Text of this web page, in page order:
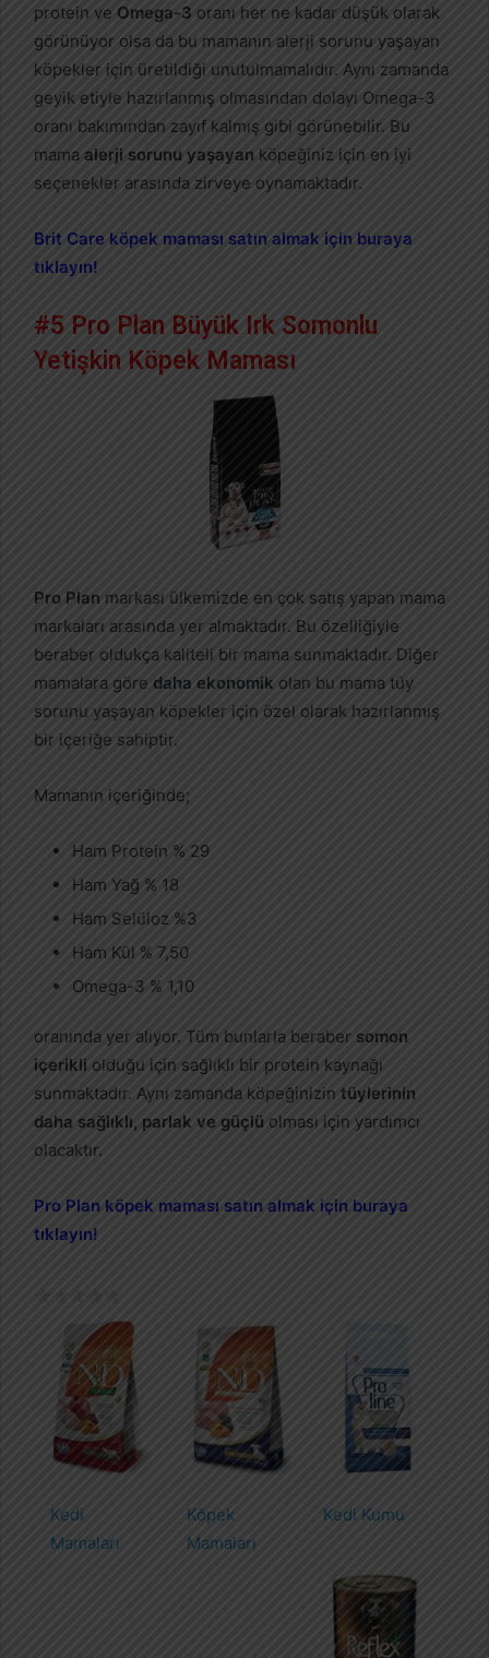
protein ve Omega-3 oranı her ne kadar düşük olarak
görünüyor olsa da bu mamanın alerji sorunu yaşayan
köpekler için üretildiği unutulmamalıdır. Aynı zamanda
geyik etiyle hazırlanmış olmasından dolayı Omega-3
oranı bakımından zayıf kalmış gibi görünebilir. Bu
mama alerji sorunu yaşayan köpeğiniz için en iyi
seçenekler arasında zirveye oynamaktadır.
Brit Care köpek maması satın almak için buraya
tıklayın!
#5 Pro Plan Büyük Irk Somonlu
Yetişkin Köpek Maması
Pro Plan markası ülkemizde en çok satış yapan mama
markaları arasında yer almaktadır. Bu özelliğiyle
beraber oldukça kaliteli bir mama sunmaktadır. Diğer
mamalara göre daha ekonomik olan bu mama tüy
sorunu yaşayan köpekler için özel olarak hazırlanmış
bir içeriğe sahiptir.
Mamanın içeriğinde;
Ham Protein % 29
Ham Yağ % 18
Ham Selüloz %3
Ham Kül % 7,50
Omega-3 % 1,10
oranında yer alıyor. Tüm bunlarla beraber somon
içerikli olduğu için sağlıklı bir protein kaynağı
sunmaktadır. Aynı zamanda köpeğinizin tüylerinin
daha sağlıklı, parlak ve güçlü olması için yardımcı
olacaktır.
Pro Plan köpek maması satın almak için buraya
tıklayın!
Kedi
Mamaları
Köpek
Mamaları
Kedi Kumu